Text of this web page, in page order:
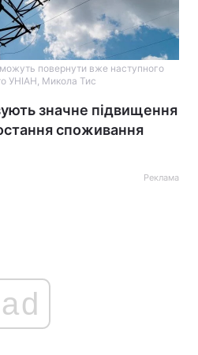
можуть повернути вже наступного
УНІАН, Микола Тис
значне підвищення
споживання
Реклама
ad